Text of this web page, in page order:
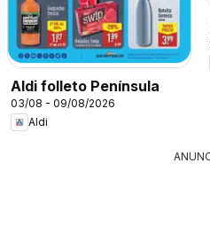
Aldi folleto Península
03/08 - 09/08/2026
Aldi